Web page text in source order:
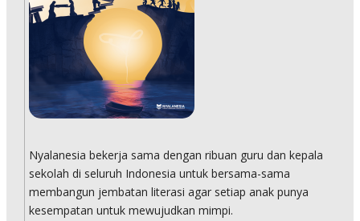
Nyalanesia bekerja sama dengan ribuan guru dan kepala
sekolah di seluruh Indonesia untuk bersama-sama
membangun jembatan literasi agar setiap anak punya
kesempatan untuk mewujudkan mimpi.